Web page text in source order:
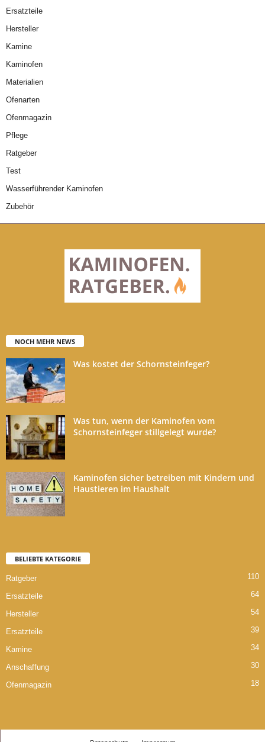
Ersatzteile
Hersteller
Kamine
Kaminofen
Materialien
Ofenarten
Ofenmagazin
Pflege
Ratgeber
Test
Wasserführender Kaminofen
Zubehör
NOCH MEHR NEWS
Was kostet der Schornsteinfeger?
Was tun, wenn der Kaminofen vom
Schornsteinfeger stillgelegt wurde?
Kaminofen sicher betreiben mit Kindern und
Haustieren im Haushalt
BELIEBTE KATEGORIE
Ratgeber 110
Ersatzteile 64
Hersteller 54
Ersatzteile 39
Kamine 34
Anschaffung 30
Ofenmagazin 18